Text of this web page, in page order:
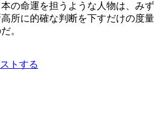
の命運を担うような人物は、みず
所に的確な判断を下すだけの度量
。
トする